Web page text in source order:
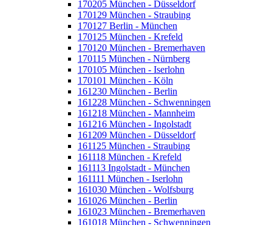
170205 München - Düsseldorf
170129 München - Straubing
170127 Berlin - München
170125 München - Krefeld
170120 München - Bremerhaven
170115 München - Nürnberg
170105 München - Iserlohn
170101 München - Köln
161230 München - Berlin
161228 München - Schwenningen
161218 München - Mannheim
161216 München - Ingolstadt
161209 München - Düsseldorf
161125 München - Straubing
161118 München - Krefeld
161113 Ingolstadt - München
161111 München - Iserlohn
161030 München - Wolfsburg
161026 München - Berlin
161023 München - Bremerhaven
161018 München - Schwenningen